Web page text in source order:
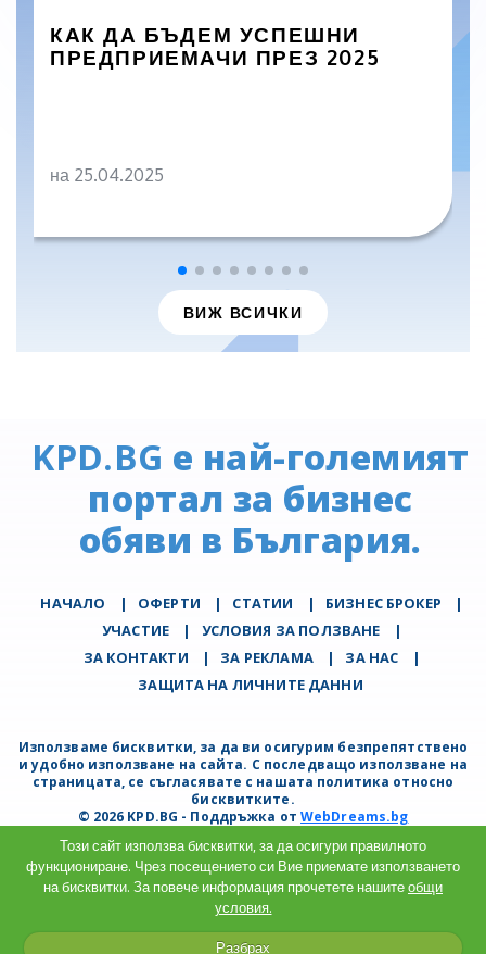
КАК ДА БЪДЕМ УСПЕШНИ
ПРЕДПРИЕМАЧИ ПРЕЗ 2025
на 25.04.2025
ВИЖ ВСИЧКИ
KPD.BG е най-големият
портал за бизнес
обяви в България.
НАЧАЛО | ОФЕРТИ | СТАТИИ | БИЗНЕС БРОКЕР
|
УЧАСТИЕ
| УСЛОВИЯ ЗА ПОЛЗВАНЕ
|
ЗА КОНТАКТИ
| ЗА РЕКЛАМА | ЗА НАС
|
ЗАЩИТА НА ЛИЧНИТЕ ДАННИ
Използваме бисквитки, за да ви осигурим безпрепятствено
и удобно използване на сайта. С последващо използване на
страницата, се съгласявате с нашата политика относно
бисквитките.
© 2026 KPD.BG - Поддръжка отWebDreams.bg
Този сайт използва бисквитки, за да осигури правилното
функциониране. Чрез посещението си Вие приемате използването
на бисквитки. За повече информация прочетете нашитеобщи
условия.
Разбрах